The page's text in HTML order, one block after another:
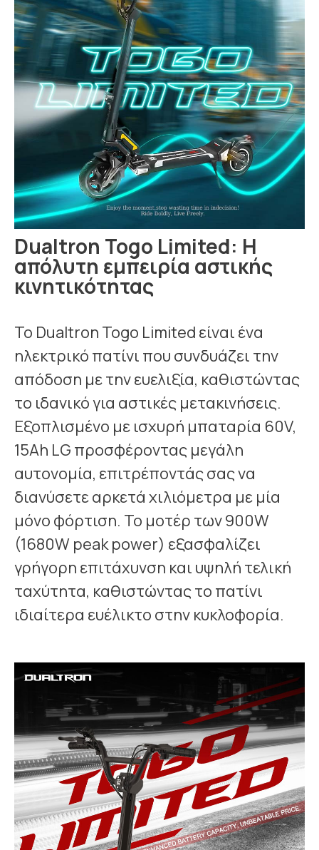
Dualtron Togo Limited: Η
απόλυτη εμπειρία αστικής
κινητικότητας
Το Dualtron Togo Limited είναι ένα
ηλεκτρικό πατίνι που συνδυάζει την
απόδοση με την ευελιξία, καθιστώντας
το ιδανικό για αστικές μετακινήσεις.
Εξοπλισμένο με ισχυρή μπαταρία 60V,
15Ah LG προσφέροντας μεγάλη
αυτονομία, επιτρέποντάς σας να
διανύσετε αρκετά χιλιόμετρα με μία
μόνο φόρτιση. Το μοτέρ των 900W
(1680W peak power) εξασφαλίζει
γρήγορη επιτάχυνση και υψηλή τελική
ταχύτητα, καθιστώντας το πατίνι
ιδιαίτερα ευέλικτο στην κυκλοφορία.